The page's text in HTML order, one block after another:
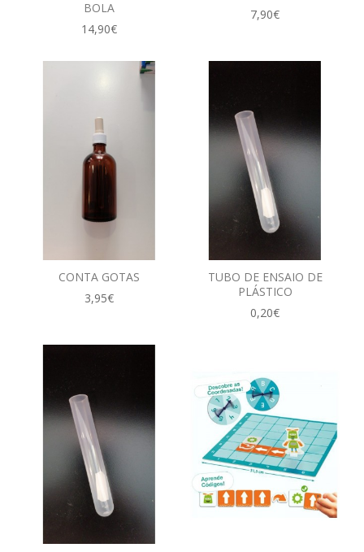
BOLA
14,90€
7,90€
CONTA GOTAS
3,95€
TUBO DE ENSAIO DE
PLÁSTICO
0,20€